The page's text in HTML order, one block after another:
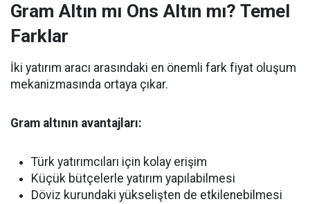
Gram Altın mı Ons Altın mı? Temel
Farklar
İki yatırım aracı arasındaki en önemli fark fiyat oluşum
mekanizmasında ortaya çıkar.
Gram altının avantajları:
Türk yatırımcıları için kolay erişim
Küçük bütçelerle yatırım yapılabilmesi
Döviz kurundaki yükselişten de etkilenebilmesi